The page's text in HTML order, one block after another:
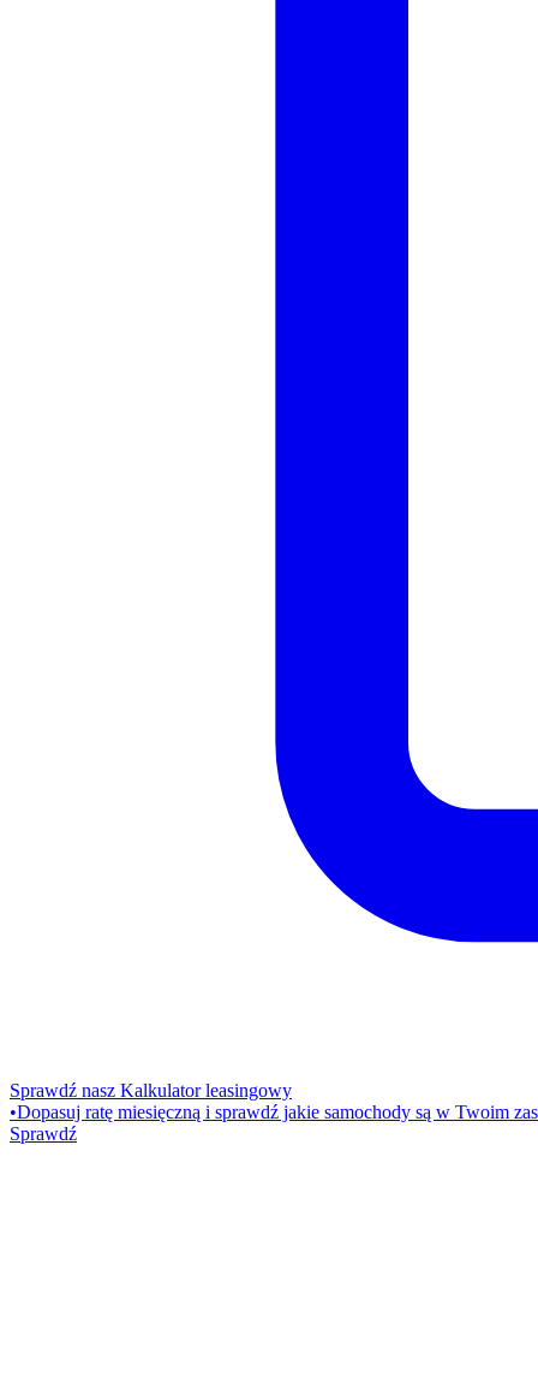
Sprawdź nasz Kalkulator leasingowy
•Dopasuj ratę miesięczną i sprawdź jakie samochody są w Twoim
Sprawdź